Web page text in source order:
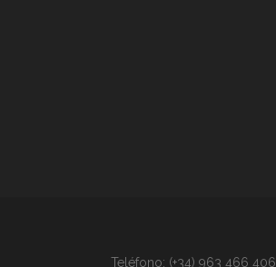
Teléfono: (+34) 963 466 406